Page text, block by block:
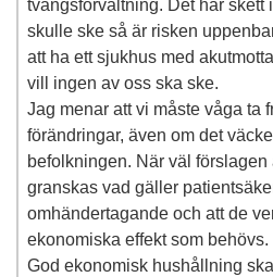
tvångsförvaltning. Det har skett
skulle ske så är risken
att ha ett sjukhus med
vill ingen av oss ska ske.
Jag menar att vi måste våga ta
förändringar, även om det
befolkningen. När väl förslagen
granskas vad gäller
omhändertagande och att de
ekonomiska effekt som behövs.
God ekonomisk hushållning